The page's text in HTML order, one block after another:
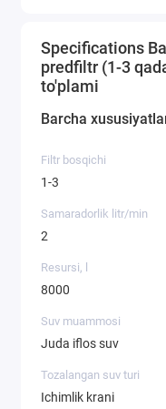
Specifications
predfiltr (1-3
to'plami
Barcha
Filtr bosqichi
1-3
Samaradorlik litr/min
2
Resursi, l
8000
Suv muammosi
Juda iflos suv
Tozalangan suv turi
Ichimlik krani